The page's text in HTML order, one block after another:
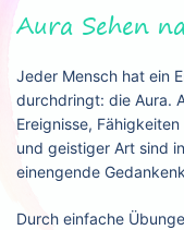
Aura Sehen
Jeder Mensch hat ein
durchdringt: die Aura.
Ereignisse,
und geistiger Art sind
einengende
Durch einfache